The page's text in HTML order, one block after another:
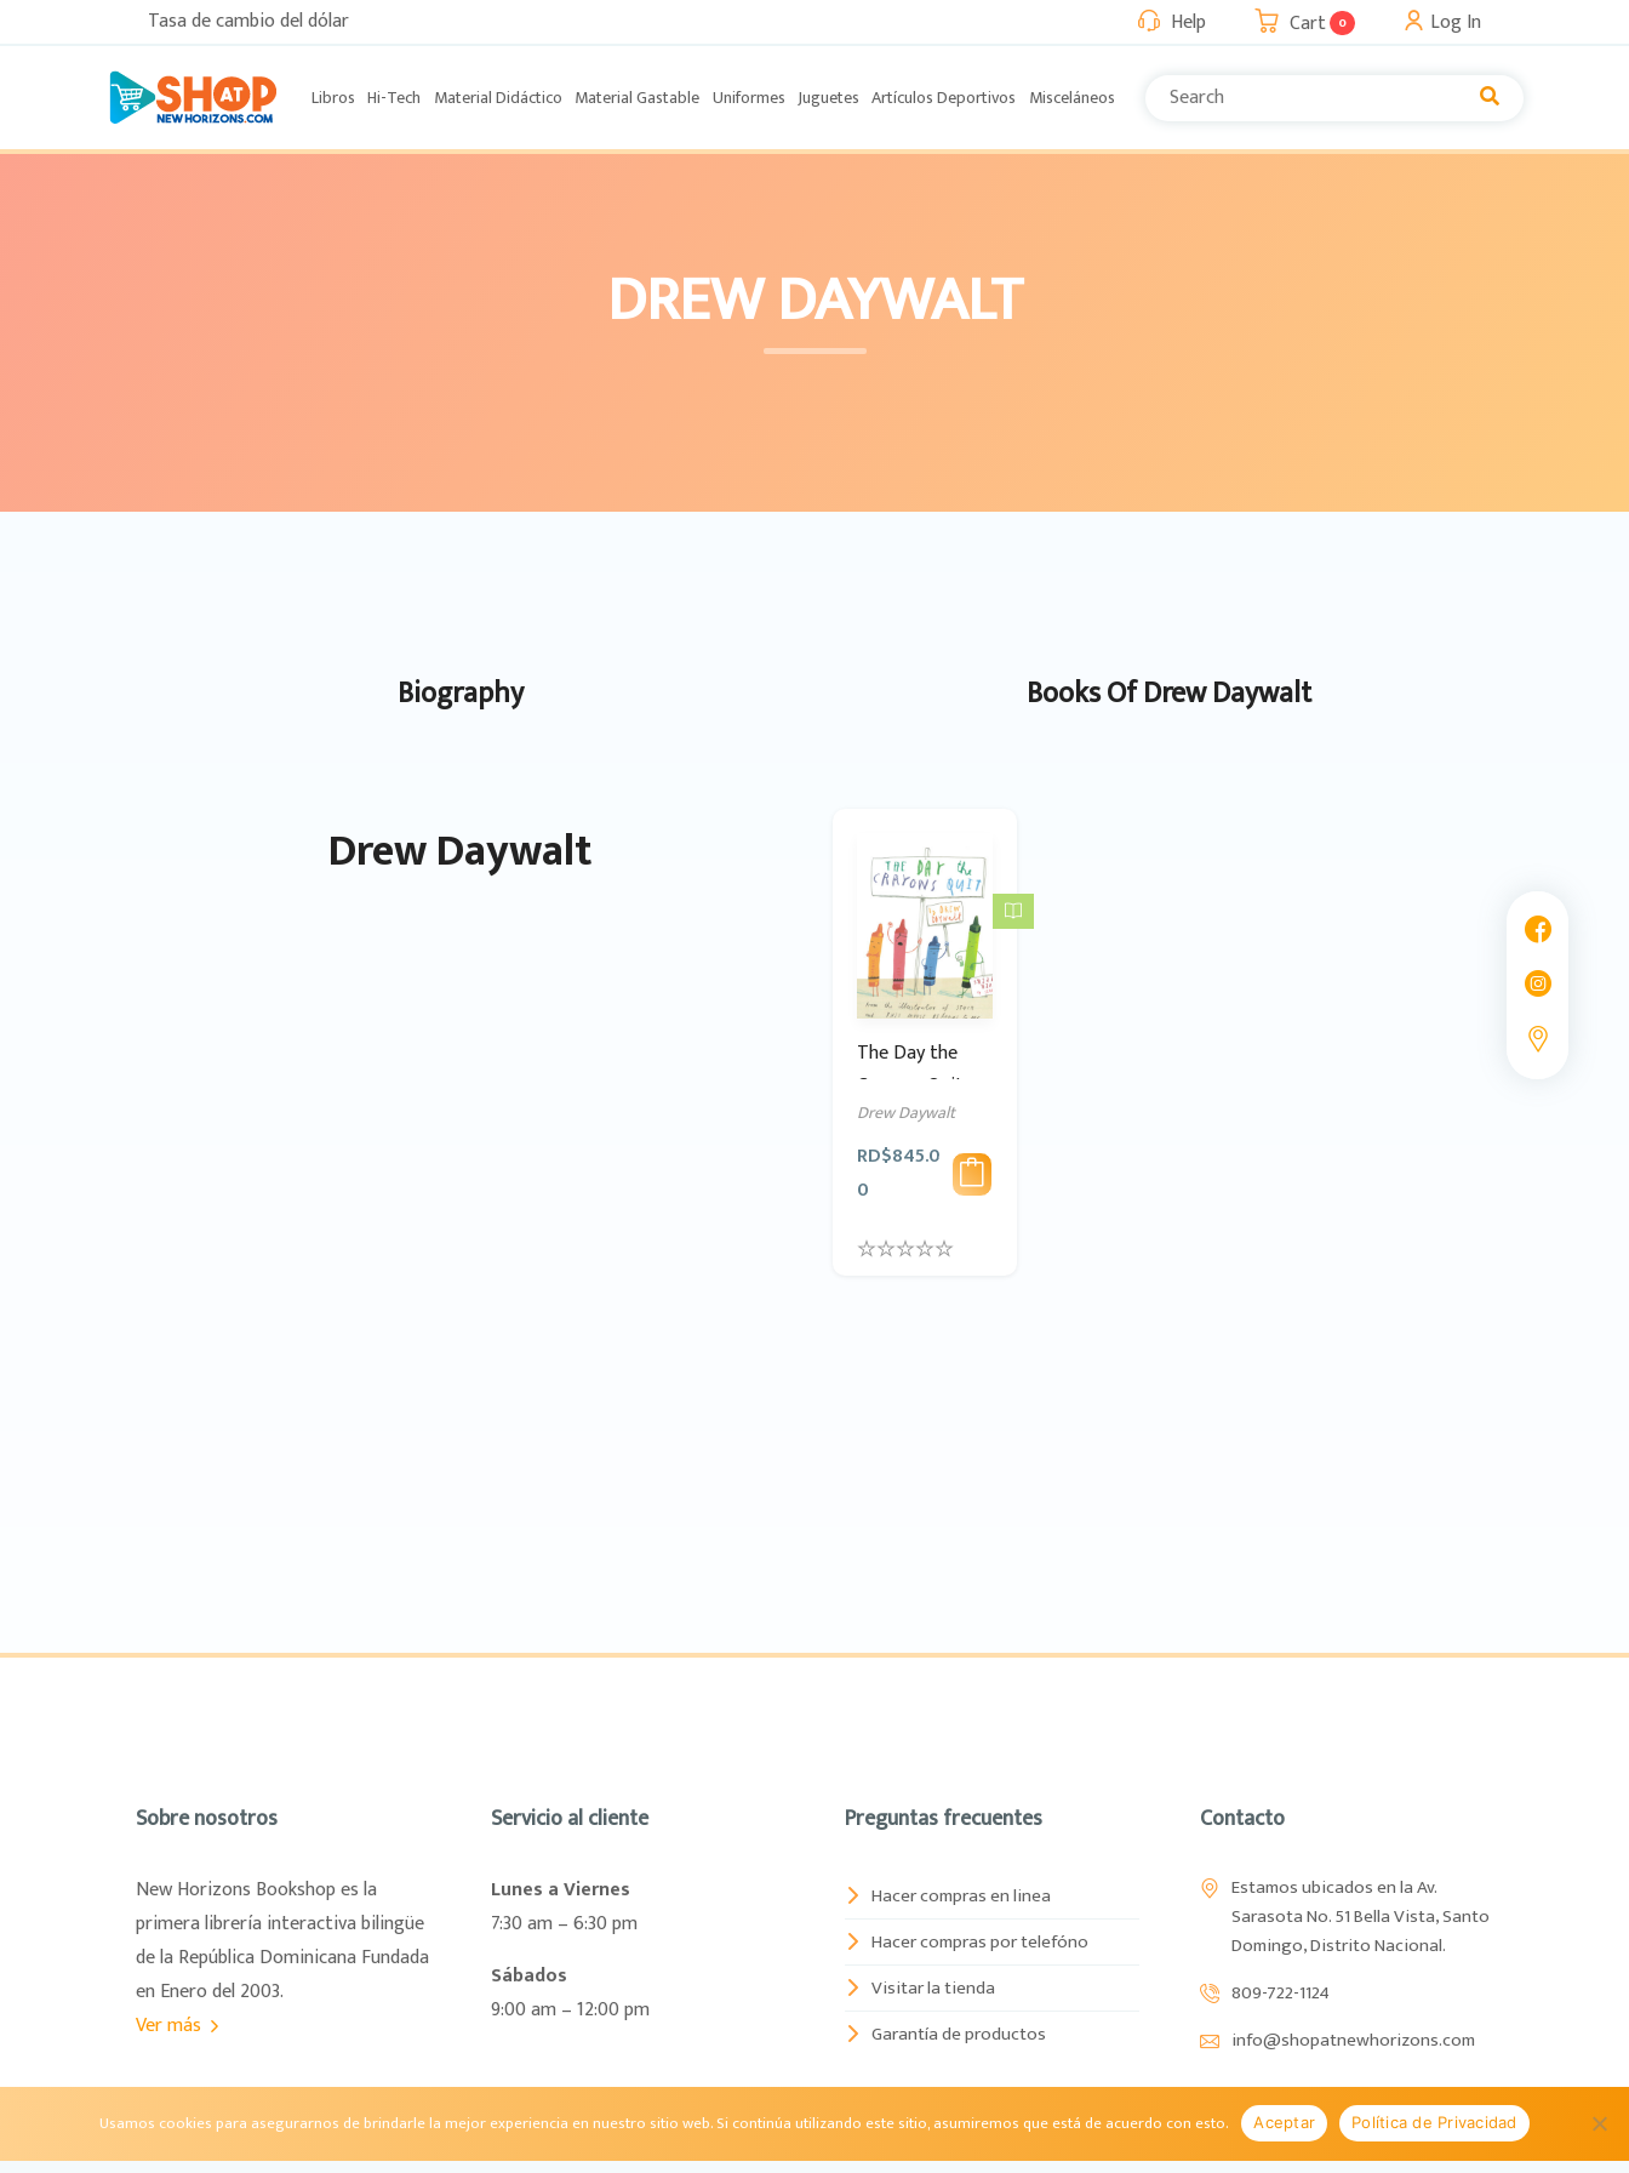
Tasa de cambio del dólar Help Cart 0 Log In
Libros Hi-Tech Material Didáctico Material Gastable Uniformes Juguetes Artículos Deportivos Misceláneos
DREW DAYWALT
Biography
Drew Daywalt
Books Of Drew Daywalt
The Day the
Crayons Quit
Drew Daywalt
RD$845.0
0
Sobre nosotros
New Horizons Bookshop es la
primera librería interactiva bilingüe
de la República Dominicana Fundada
en Enero del 2003.
Ver más
Servicio al cliente
Lunes a Viernes
7:30 am – 6:30 pm
Sábados
9:00 am – 12:00 pm
Preguntas frecuentes
Hacer compras en linea
Hacer compras por telefóno
Visitar la tienda
Garantía de productos
Contacto
Estamos ubicados en la Av.
Sarasota No. 51 Bella Vista, Santo
Domingo, Distrito Nacional.
809-722-1124
info@shopatnewhorizons.com
Usamos cookies para asegurarnos de brindarle la mejor experiencia en nuestro sitio web. Si continúa utilizando este sitio, asumiremos que está de acuerdo con esto. Aceptar Política de Privacidad